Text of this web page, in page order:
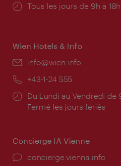
Horaires
Tous les jours de 9h à 18h
Wien Hotels & Info
E-
info@wien.info
Téléphone:
+43-1-24 555
Horaires
d'ouverture:
Du Lundi au Vendredi de
Fermé les jours fériés
Concierge IA Vienne
Ort:
concierge.vienna.info